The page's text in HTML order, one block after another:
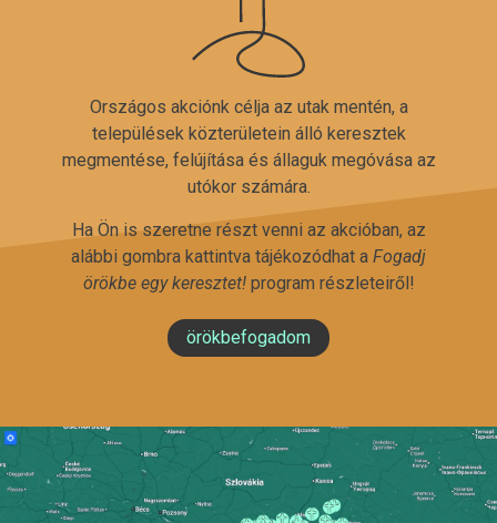
Országos akciónk célja az utak mentén, a
települések közterületein álló keresztek
megmentése, felújítása és állaguk megóvása az
utókor számára.
Ha Ön is szeretne részt venni az akcióban, az
alábbi gombra kattintva tájékozódhat a Fogadj
örökbe egy keresztet!program részleteiről!
örökbefogadom